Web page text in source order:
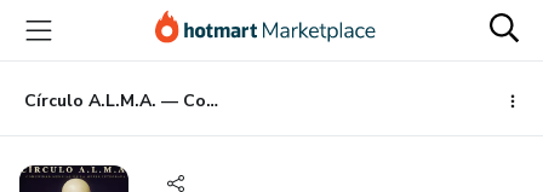
principal
página
de
página
Círculo A.L.M.A. — Comunidad Mensual de la Mujer Integrada